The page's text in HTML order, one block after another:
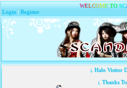
WELCOME TO SC
Login |Register
↓ Halo Visitor
↓ Thanks